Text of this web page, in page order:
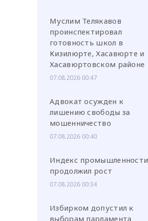
Муслим Телякавов
проинспектировал
готовность школ в
Кизилюрте, Хасавюрте и
Хасавюртовском районе
07.08.2026 00:47
Адвокат осужден к
лишению свободы за
мошенничество
07.08.2026 00:40
Индекс промышленности
продолжил рост
07.08.2026 00:34
Избирком допустил к
выборам парламента